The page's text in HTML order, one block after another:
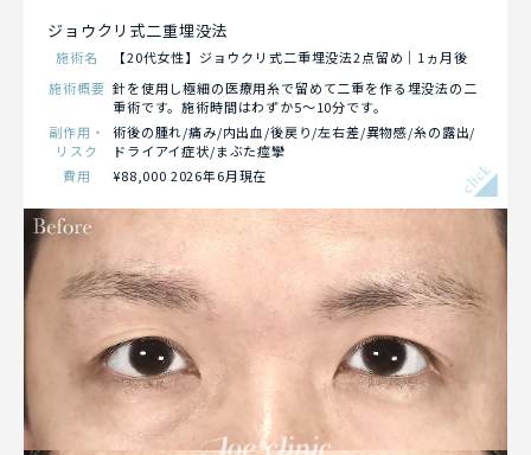
ジョウクリ式二重埋没法
施術名
【20代女性】ジョウクリ式二重埋没法2点留め｜1ヵ月後
施術概要 針を使用し極細の医療用糸で留めて二重を作る埋没法の二
重術です。施術時間はわずか5～10分です。
副作用・
リスク
術後の腫れ/痛み/内出血/後戻り/左右差/異物感/糸の露出/
ドライアイ症状/まぶた痙攣
費用
¥88,000 2026年6月現在 click